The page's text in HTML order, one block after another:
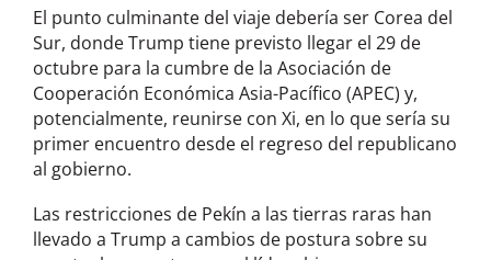
El punto culminante del viaje debería ser Corea del
Sur, donde Trump tiene previsto llegar el 29 de
octubre para la cumbre de la Asociación de
Cooperación Económica Asia-Pacífico (APEC) y,
potencialmente, reunirse con Xi, en lo que sería su
primer encuentro desde el regreso del republicano
al gobierno.
Las restricciones de Pekín a las tierras raras han
llevado a Trump a cambios de postura sobre su